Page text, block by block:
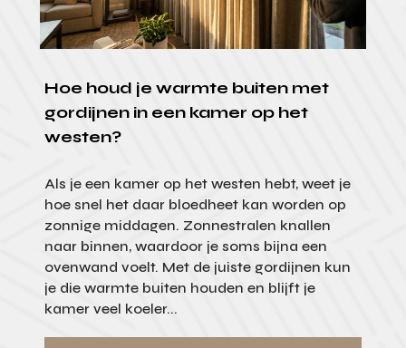
Hoe houd je warmte buiten met
gordijnen in een kamer op het
westen?
Als je een kamer op het westen hebt, weet je
hoe snel het daar bloedheet kan worden op
zonnige middagen. Zonnestralen knallen
naar binnen, waardoor je soms bijna een
ovenwand voelt. Met de juiste gordijnen kun
je die warmte buiten houden en blijft je
kamer veel koeler...